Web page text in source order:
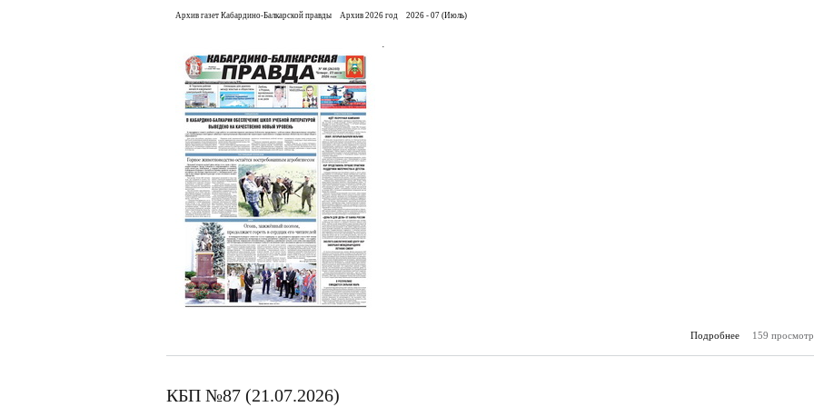
Архив газет Кабардино-Балкарской правды Архив 2026 год 2026 - 07 (Июль)
.
Подробнее
о
159
КБП №87 (21.07.2026)